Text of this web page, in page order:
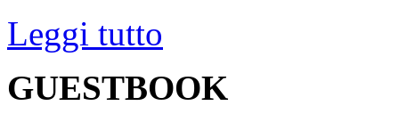
Leggi tutto
GUESTBOOK